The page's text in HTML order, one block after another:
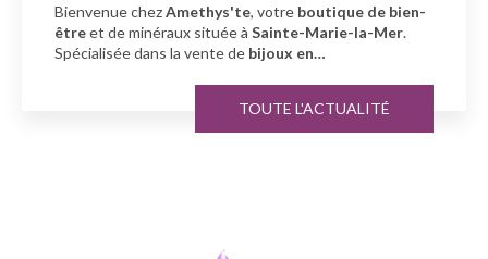
boutique de bien-
Marie-la-Mer.
en…
Amethys'te, votre spécialiste
minérauxàSainte-Marie-la-